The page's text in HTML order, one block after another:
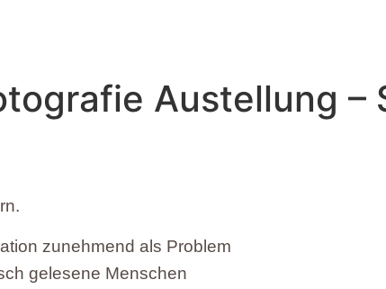
Austellung –
zunehmend als Problem
gelesene Menschen